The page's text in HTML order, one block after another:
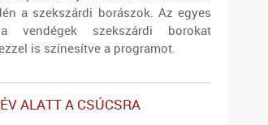
a szekszárdi borászok. Az egyes
vendégek szekszárdi borokat
is színesítve a programot.
ALATT A CSÚCSRA